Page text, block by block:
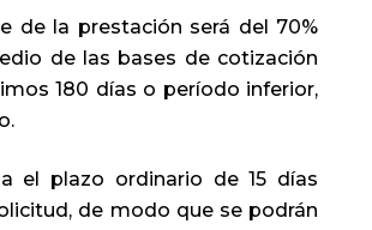
de la prestación será del 70%
de las bases de cotización
180 días o período inferior,
el plazo ordinario de 15 días
de modo que se podrán